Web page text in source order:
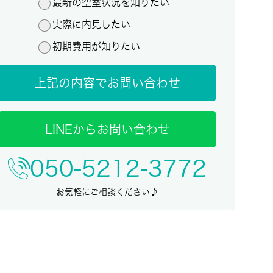
最新の空室状況を知りたい
実際に内見したい
初期費用が知りたい
上記の内容でお問い合わせ
LINEからお問い合わせ
050-5212-3772
お気軽にご相談ください♪